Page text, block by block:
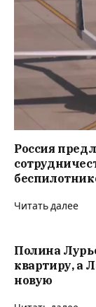
Россия
Читать далее
Полина
квартиру, а
новую